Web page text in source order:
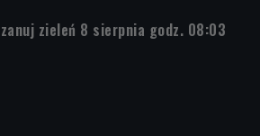
zieleń 8 sierpnia godz. 08:03